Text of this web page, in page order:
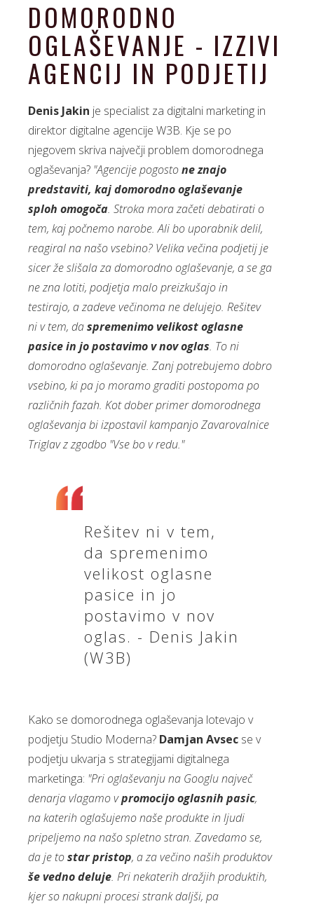
DOMORODNO
OGLAŠEVANJE - IZZIVI
AGENCIJ IN PODJETIJ
Denis Jakin je specialist za digitalni marketing in
direktor digitalne agencije W3B. Kje se po
njegovem skriva največji problem domorodnega
oglaševanja? "Agencije pogostone znajo
predstaviti, kaj domorodno oglaševanje
sploh omogoča. Stroka mora začeti debatirati o
tem, kaj počnemo narobe. Ali bo uporabnik delil,
reagiral na našo vsebino? Velika večina podjetij je
sicer že slišala za domorodno oglaševanje, a se ga
ne zna lotiti, podjetja malo preizkušajo in
testirajo, a zadeve večinoma ne delujejo. Rešitev
ni v tem, daspremenimo velikost oglasne
pasice in jo postavimo v nov oglas. To ni
domorodno oglaševanje. Zanj potrebujemo dobro
vsebino, ki pa jo moramo graditi postopoma po
različnih fazah. Kot dober primer domorodnega
oglaševanja bi izpostavil kampanjo Zavarovalnice
Triglav z zgodbo "Vse bo v redu."
Rešitev ni v tem,
da spremenimo
velikost oglasne
pasice in jo
postavimo v nov
oglas. - Denis Jakin
(W3B)
Kako se domorodnega oglaševanja lotevajo v
podjetju Studio Moderna? Damjan Avsec se v
podjetju ukvarja s strategijami digitalnega
marketinga: "Pri oglaševanju na Googlu največ
denarja vlagamo vpromocijo oglasnih pasic,
na katerih oglašujemo naše produkte in ljudi
pripeljemo na našo spletno stran. Zavedamo se,
da je tostar pristop, a za večino naših produktov
še vedno deluje. Pri nekaterih dražjih produktih,
kjer so nakupni procesi strank daljši, pa